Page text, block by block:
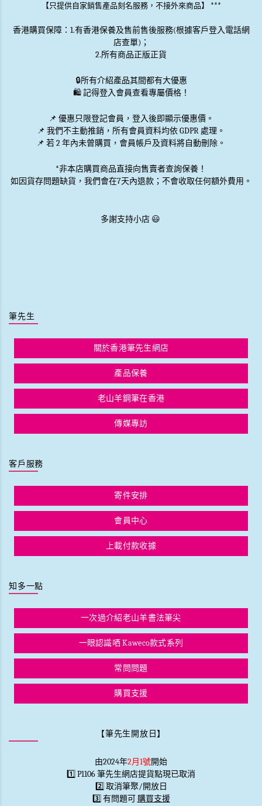
【只提供自家銷售產品刻名服務，不接外來商品】 ***
香港購買保障：1.有香港保養及售前售後服務(根據客戶登入電話網
店查單)；
2.所有商品正版正貨
🔒所有介紹產品其間都有大優惠
🛍️ 記得登入會員查看專屬價格！
📌 優惠只限登記會員 ，登入後即顯示優惠價。
📌 我們不主動推銷 ，所有會員資料均依 GDPR 處理。
📌 若 2 年內未曾購買，會員帳戶及資料將自動刪除。
*非本店購買商品直接向售賣者查詢保養！
如因貨存問題缺貨，我們會在7天內退款；不會收取任何額外費用。
多謝支持小店 😃
筆先生
關於香港筆先生網店
產品保養
老山羊鋼筆在香港
傳媒專訪
客戶服務
寄件安排
會員中心
上載付款收據
知多一點
一次過介紹老山羊書法筆尖
一眼認識哂 Kaweco款式系列
常問問題
購買支援
【筆先生開放日】
由2024年2月1號開始
1️⃣ P1106 筆先生網店提貨點現已取消
2️⃣ 取消筆聚/開放日
3️⃣ 有問題可 購買支援